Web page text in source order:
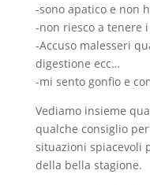
-sono apatico e non
-non riesco a tenere
-Accuso malesseri
digestione ecc…
-mi sento gonfio e
Vediamo insieme
qualche consiglio
situazioni spiacevoli
della bella stagione.